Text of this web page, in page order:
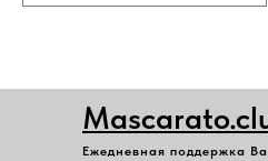
Ежедневная поддержка